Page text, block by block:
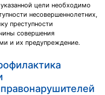
цели необходимо
несовершеннолетних,
преступности
совершения
и их предупреждение.